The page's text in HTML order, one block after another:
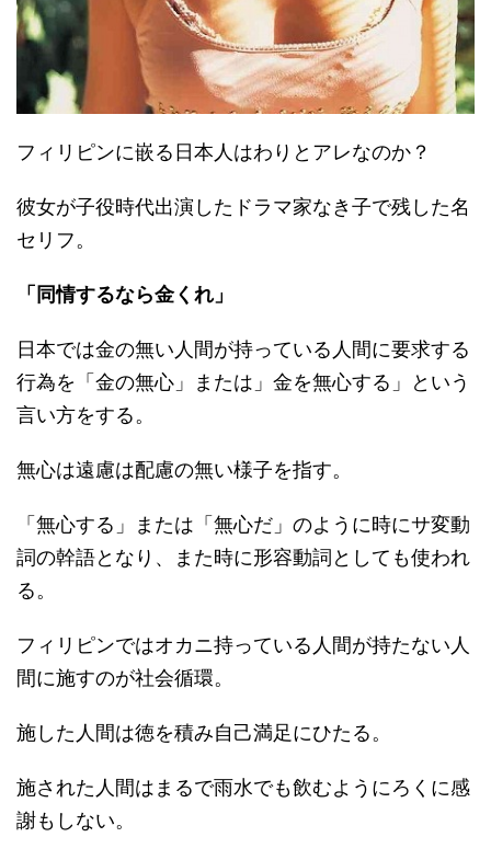
フィリピンに嵌る日本人はわりとアレなのか？
彼女が子役時代出演したドラマ家なき子で残した名
セリフ。
「同情するなら金くれ」
日本では金の無い人間が持っている人間に要求する
行為を「金の無心」または」金を無心する」という
言い方をする。
無心は遠慮は配慮の無い様子を指す。
「無心する」または「無心だ」のように時にサ変動
詞の幹語となり、また時に形容動詞としても使われ
る。
フィリピンではオカニ持っている人間が持たない人
間に施すのが社会循環。
施した人間は徳を積み自己満足にひたる。
施された人間はまるで雨水でも飲むようにろくに感
謝もしない。